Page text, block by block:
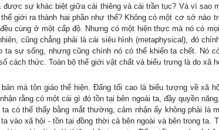
được sự khác biệt giữa cái thiêng và cái trần tục? Và vì sao
giới ra thành hai phần như thế? Không có một cơ sở nào
cùng ở một cấp độ. Nhưng có một hiện thực mà nó có
cũng chẳng phải là cái siêu hình (metaphysical), đó
sự sống, nhưng cũng chính nó có thể khiến ta chết. Nó
cách thức. Toàn bộ thế giới vật chất và biểu trưng là do xã
mà tôn giáo thể hiện. Đấng tối cao là biểu tượng về xã
rằng có một cái gì đó tồn tại bên ngoài ta, đầy quyền
có thể thấy bằng mắt thường, cảm nhận ấy không phải là
vào xã hội - tồn tại đồng thời cả bên ngoài và bên trong ta.